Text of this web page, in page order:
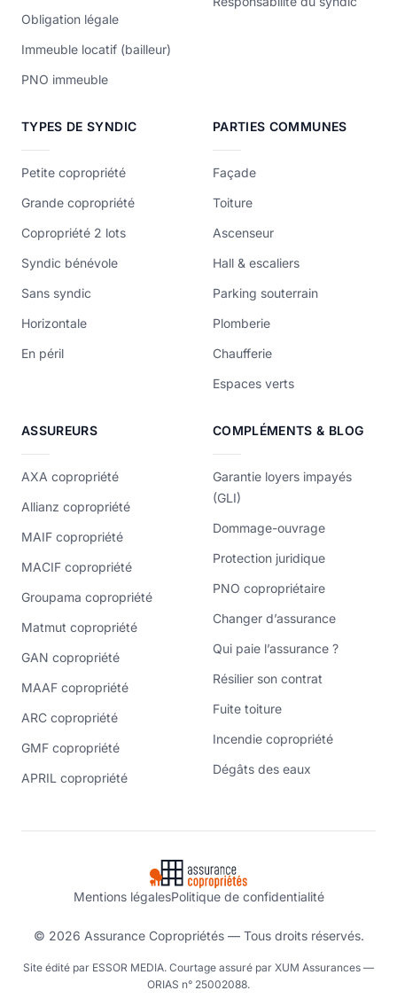
Obligation légale
Immeuble locatif (bailleur)
PNO immeuble
TYPES DE SYNDIC
Petite copropriété
Grande copropriété
Copropriété 2 lots
Syndic bénévole
Sans syndic
Horizontale
En péril
PARTIES COMMUNES
Façade
Toiture
Ascenseur
Hall & escaliers
Parking souterrain
Plomberie
Chaufferie
Espaces verts
ASSUREURS
AXA copropriété
Allianz copropriété
MAIF copropriété
MACIF copropriété
Groupama copropriété
Matmut copropriété
GAN copropriété
MAAF copropriété
ARC copropriété
GMF copropriété
APRIL copropriété
COMPLÉMENTS & BLOG
Garantie loyers impayés
(GLI)
Dommage-ouvrage
Protection juridique
PNO copropriétaire
Changer d’assurance
Qui paie l’assurance ?
Résilier son contrat
Fuite toiture
Incendie copropriété
Dégâts des eaux
Mentions légalesPolitique de confidentialité
© 2026 Assurance Copropriétés — Tous droits réservés.
Site édité par ESSOR MEDIA. Courtage assuré par XUM Assurances —
ORIAS n° 25002088.